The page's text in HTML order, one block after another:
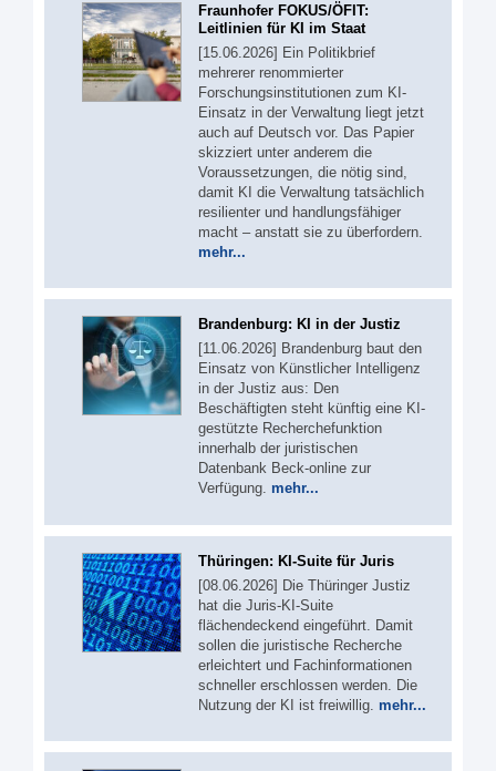
Fraunhofer FOKUS/ÖFIT:
Leitlinien für KI im Staat
[15.06.2026] Ein Politikbrief
mehrerer renommierter
Forschungsinstitutionen zum KI-
Einsatz in der Verwaltung liegt jetzt
auch auf Deutsch vor. Das Papier
skizziert unter anderem die
Voraussetzungen, die nötig sind,
damit KI die Verwaltung tatsächlich
resilienter und handlungsfähiger
macht – anstatt sie zu überfordern.
mehr...
Brandenburg: KI in der Justiz
[11.06.2026] Brandenburg baut den
Einsatz von Künstlicher Intelligenz
in der Justiz aus: Den
Beschäftigten steht künftig eine KI-
gestützte Recherchefunktion
innerhalb der juristischen
Datenbank Beck-online zur
Verfügung. mehr...
Thüringen: KI-Suite für Juris
[08.06.2026] Die Thüringer Justiz
hat die Juris-KI-Suite
flächendeckend eingeführt. Damit
sollen die juristische Recherche
erleichtert und Fachinformationen
schneller erschlossen werden. Die
Nutzung der KI ist freiwillig. mehr...